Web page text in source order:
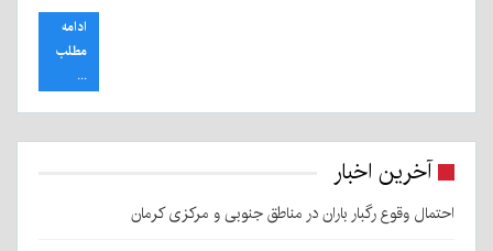
ادامه
مطلب
...
آخرین اخبار
احتمال وقوع رگبار باران در مناطق جنوبی و مرکزی کرمان